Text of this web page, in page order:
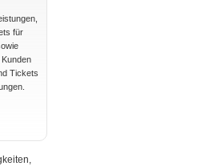
für
Tickets